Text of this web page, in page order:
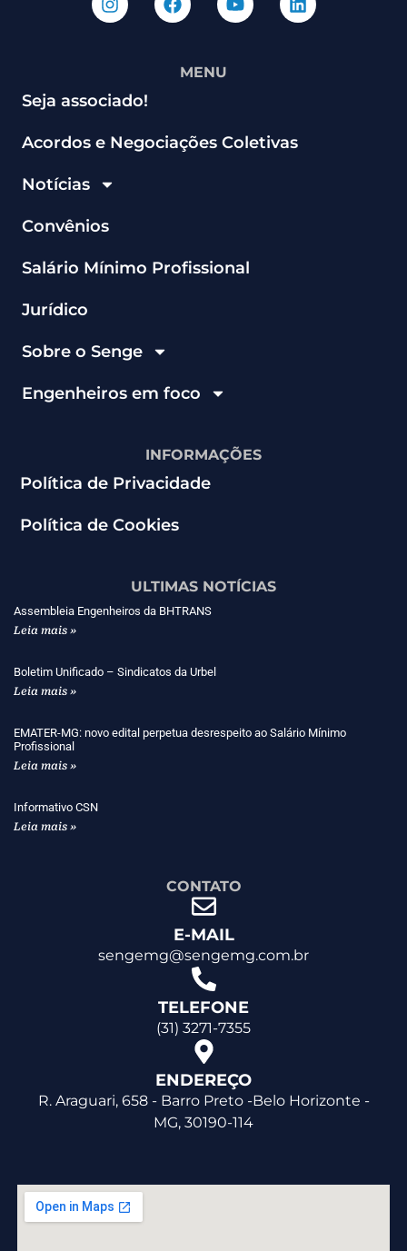
MENU
Seja associado!
Acordos e Negociações Coletivas
Notícias
Convênios
Salário Mínimo Profissional
Jurídico
Sobre o Senge
Engenheiros em foco
INFORMAÇÕES
Política de Privacidade
Política de Cookies
ULTIMAS NOTÍCIAS
Assembleia Engenheiros da BHTRANS
Leia mais »
Boletim Unificado – Sindicatos da Urbel
Leia mais »
EMATER-MG: novo edital perpetua desrespeito ao Salário Mínimo
Profissional
Leia mais »
Informativo CSN
Leia mais »
CONTATO
E-MAIL
sengemg@sengemg.com.br
TELEFONE
(31) 3271-7355
ENDEREÇO
R. Araguari, 658 - Barro Preto -Belo Horizonte -
MG, 30190-114